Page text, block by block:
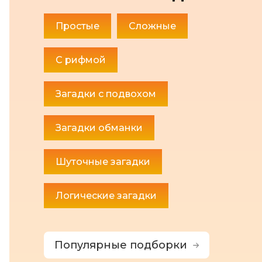
Простые Сложные
С рифмой
Загадки с подвохом
Загадки обманки
Шуточные загадки
Логические загадки
Популярные подборки